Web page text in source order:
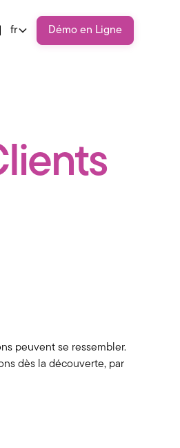
fr Démo en Ligne
peuvent se ressembler.
dès la découverte, par